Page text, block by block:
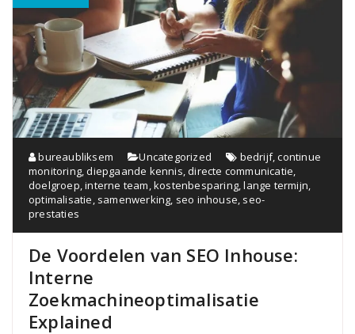
bureaubliksem Uncategorized bedrijf,continue
monitoring,diepgaande kennis,directe communicatie,
doelgroep,interne team,kostenbesparing,lange termijn,
optimalisatie, samenwerking, seo inhouse, seo-
prestaties
De Voordelen van SEO Inhouse:
Interne
Zoekmachineoptimalisatie
Explained